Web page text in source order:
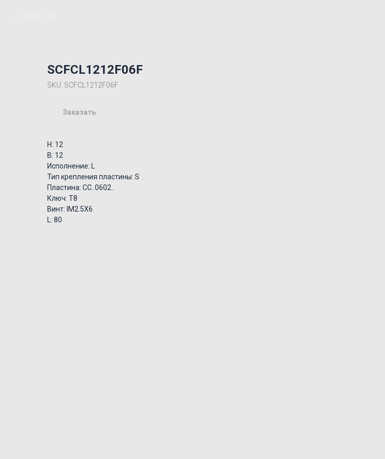
SCFCL1212F06F
SKU: SCFCL1212F06F
Заказать
H: 12
B: 12
Исполнение: L
Тип крепления пластины: S
Пластина: CC..0602..
Ключ: T8
Винт: IM2.5X6
L: 80